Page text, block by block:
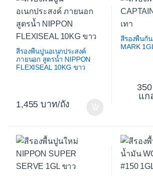
สีรองพื้นปูนอเนกประสงค์
ภายนอก สูตรน้ำ NIPPON
FLEXISEAL 10KG ขาว
1,455 /ถัง
สีรองพื้นกั
MARK
350
แก